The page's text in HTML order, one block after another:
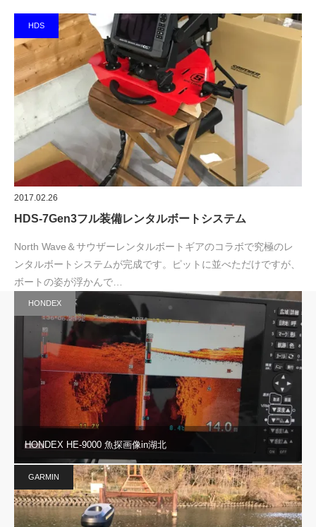
HDS
2017.02.26
HDS-7Gen3フル装備レンタルボートシステム
North Wave＆サウザーレンタルボートギアのコラボで究極のレ
ンタルボートシステムが完成です。ピットに並べただけですが、
ボートの姿が浮かんで…
HONDEX
HONDEX HE-9000 魚探画像in湖北
GARMIN